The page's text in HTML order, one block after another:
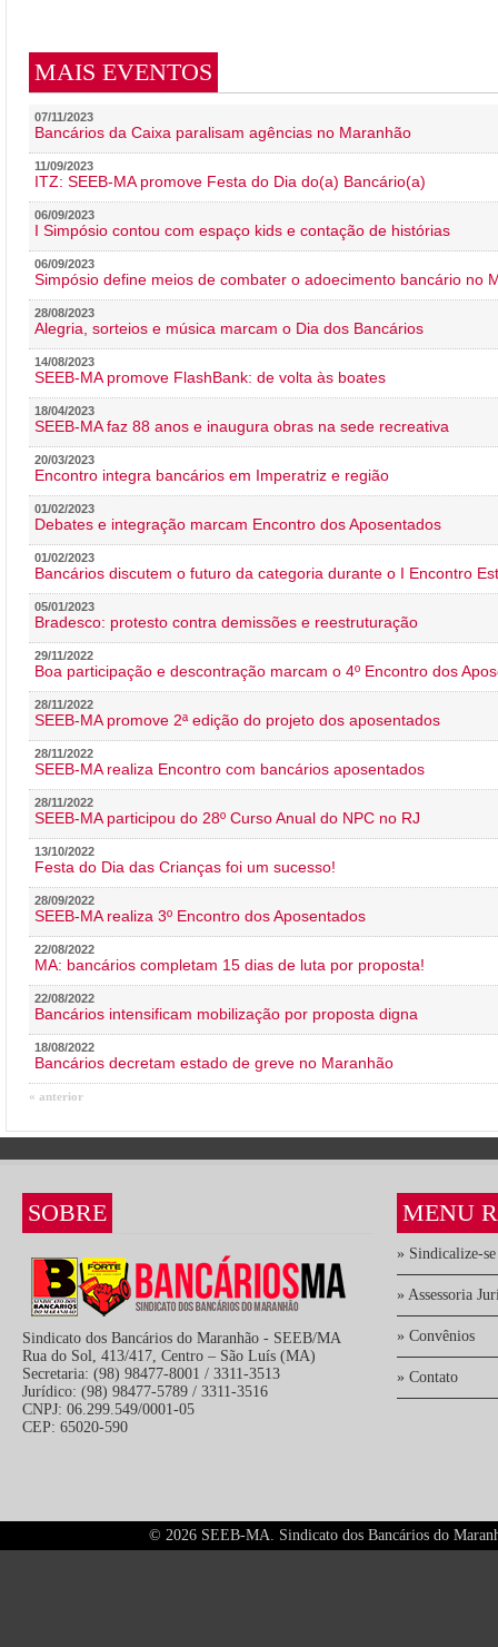
MAIS EVENTOS
07/11/2023
Bancários da Caixa paralisam agências no Maranhão
11/09/2023
ITZ: SEEB-MA promove Festa do Dia do(a) Bancário(a)
06/09/2023
I Simpósio contou com espaço kids e contação de histórias
06/09/2023
Simpósio define meios de combater o adoecimento bancário no
28/08/2023
Alegria, sorteios e música marcam o Dia dos Bancários
14/08/2023
SEEB-MA promove FlashBank: de volta às boates
18/04/2023
SEEB-MA faz 88 anos e inaugura obras na sede recreativa
20/03/2023
Encontro integra bancários em Imperatriz e região
01/02/2023
Debates e integração marcam Encontro dos Aposentados
01/02/2023
Bancários discutem o futuro da categoria durante o I Encontro
05/01/2023
Bradesco: protesto contra demissões e reestruturação
29/11/2022
Boa participação e descontração marcam o 4º Encontro dos
28/11/2022
SEEB-MA promove 2ª edição do projeto dos aposentados
28/11/2022
SEEB-MA realiza Encontro com bancários aposentados
28/11/2022
SEEB-MA participou do 28º Curso Anual do NPC no RJ
13/10/2022
Festa do Dia das Crianças foi um sucesso!
28/09/2022
SEEB-MA realiza 3º Encontro dos Aposentados
22/08/2022
MA: bancários completam 15 dias de luta por proposta!
22/08/2022
Bancários intensificam mobilização por proposta digna
18/08/2022
Bancários decretam estado de greve no Maranhão
« anterior
SOBRE
Sindicato dos Bancários do Maranhão - SEEB/MA
Rua do Sol, 413/417, Centro – São Luís (MA)
Secretaria: (98) 98477-8001 / 3311-3513
Jurídico: (98) 98477-5789 / 3311-3516
CNPJ: 06.299.549/0001-05
CEP: 65020-590
MENU
» Sindicalize-se
» Assessoria
» Convênios
» Contato
© 2026 SEEB-MA. Sindicato dos Bancários do